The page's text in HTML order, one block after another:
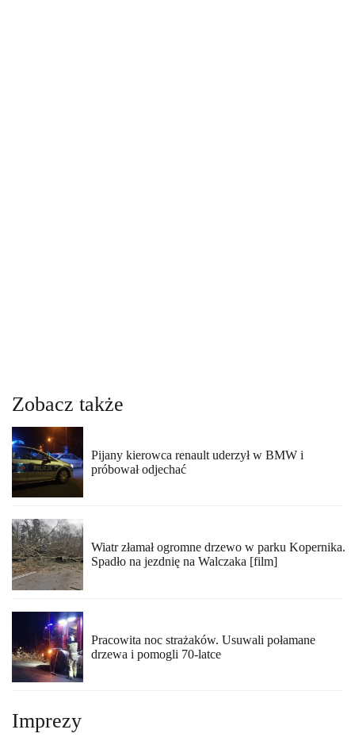
Zobacz także
Pijany kierowca renault uderzył w BMW i
próbował odjechać
Wiatr złamał ogromne drzewo w parku Kopernika.
Spadło na jezdnię na Walczaka [film]
Pracowita noc strażaków. Usuwali połamane
drzewa i pomogli 70-latce
Imprezy